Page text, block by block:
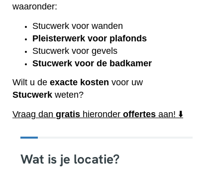
waaronder:
Stucwerk voor wanden
Pleisterwerk voor plafonds
Stucwerk voor gevels
Stucwerk voor de badkamer
Wilt u de exacte kosten voor uw
Stucwerk weten?
Vraag dan gratis hieronder offertes aan! ⬇️